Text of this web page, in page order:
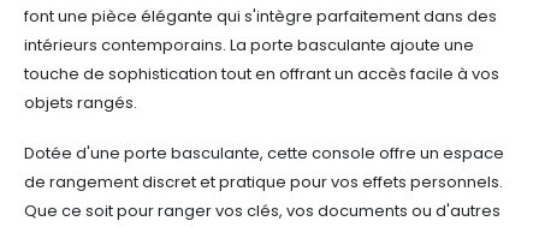
font une pièce élégante qui s'intègre parfaitement dans des
intérieurs contemporains. La porte basculante ajoute une
touche de sophistication tout en offrant un accès facile à vos
objets rangés.
Dotée d'une porte basculante, cette console offre un espace
de rangement discret et pratique pour vos effets personnels.
Que ce soit pour ranger vos clés, vos documents ou d'autres